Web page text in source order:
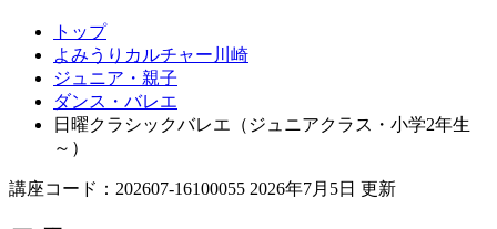
トップ
よみうりカルチャー川崎
ジュニア・親子
ダンス・バレエ
日曜クラシックバレエ（ジュニアクラス・小学2年生
～）
講座コード：202607-16100055 2026年7月5日 更新